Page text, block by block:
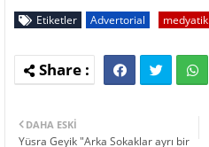
Etiketler Advertorial medyatik
DAHA ESKI
Yüsra Geyik "Arka Sokaklar ayrı bir